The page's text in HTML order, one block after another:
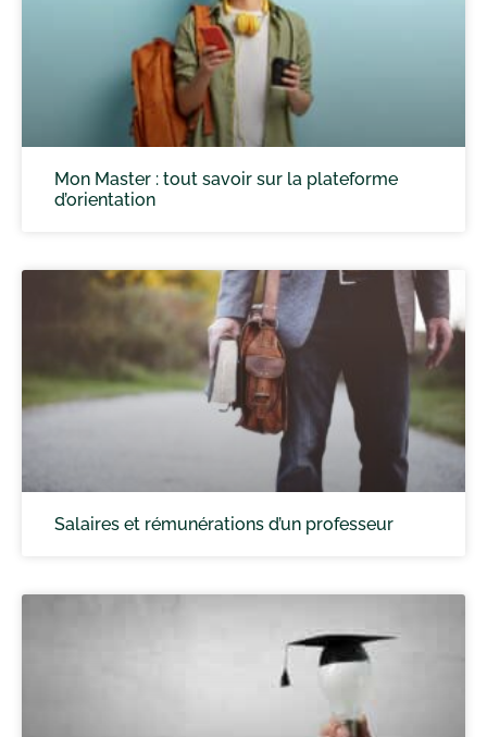
Mon Master : tout savoir sur la plateforme
d’orientation
Salaires et rémunérations d’un professeur